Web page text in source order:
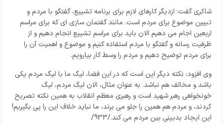
شاکری گفت: ازدیگر کارهای لازم برای برنامه تشییع، گفتگو با مردم و
تبیین موضوع برای مردم است. مانند گفتمان سازی ای که برای مراسم
اربعین اجام می دهیم الان باید برای مراسم تشییع انجام دهیم و از
ظرفیت رسانه و گفتگو با مردم استفاده کنیم و موضوع و اهمیت آن را
برای مردم توضیح دهیم و مردم را وسط کار بیارویم.
وی افزود: نکته دیگر این است که در این فضا، لیگ ما با لیگ مردم یکی
باشد و مخالف هم نباشد. به عنوان مثال، الان لیگ مردم، لیگ
خونخواهی رهبر شهید است و رهبری معظم انقلاب به همین نکته تصریح
کردند، و مردم هم همین را جلو می برند، ما نباید خلاف این را پی بگیریم!
این ایجاد بدبینی بین مردم می کند./933/